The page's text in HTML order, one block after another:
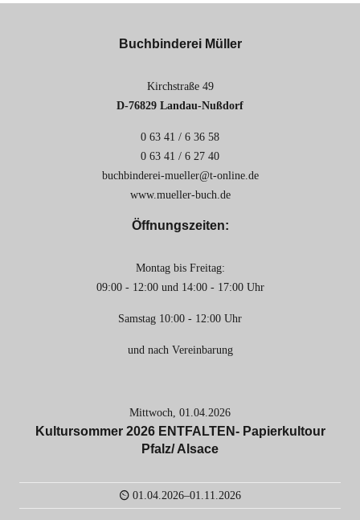
Buchbinderei Müller
Kirchstraße 49
D-76829 Landau-Nußdorf
0 63 41 / 6 36 58
0 63 41 / 6 27 40
buchbinderei-mueller@t-online.de
www.mueller-buch.de
Öffnungszeiten:
Montag bis Freitag:
09:00 - 12:00 und 14:00 - 17:00 Uhr
Samstag 10:00 - 12:00 Uhr
und nach Vereinbarung
Mittwoch, 01.04.2026
Kultursommer 2026 ENTFALTEN- Papierkultour
Pfalz/ Alsace
01.04.2026–01.11.2026